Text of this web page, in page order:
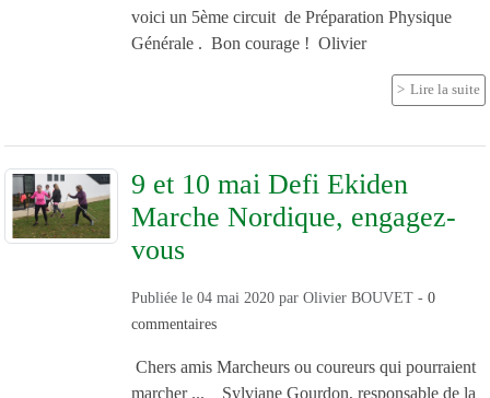
voici un 5ème circuit de Préparation Physique
Générale . Bon courage ! Olivier
Lire la suite
9 et 10 mai Defi Ekiden
Marche Nordique, engagez-
vous
Publiée le 04 mai 2020 par Olivier BOUVET - 0
commentaires
Chers amis Marcheurs ou coureurs qui pourraient
marcher ... Sylviane Gourdon, responsable de la